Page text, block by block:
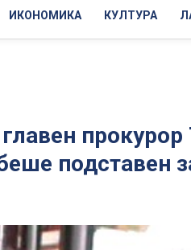
ИКОНОМИКА КУЛТУРА
прокурор
подставен